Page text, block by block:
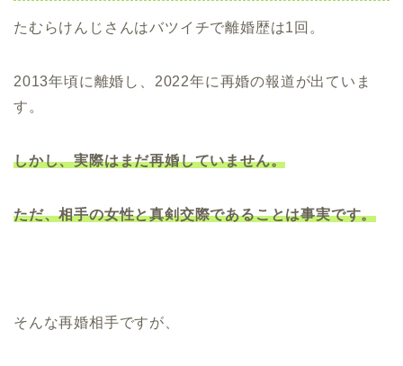
たむらけんじさんはバツイチで離婚歴は1回。
2013年頃に離婚し、2022年に再婚の報道が出ていま
す。
しかし、実際はまだ再婚していません。
ただ、相手の女性と真剣交際であることは事実です。
そんな再婚相手ですが、